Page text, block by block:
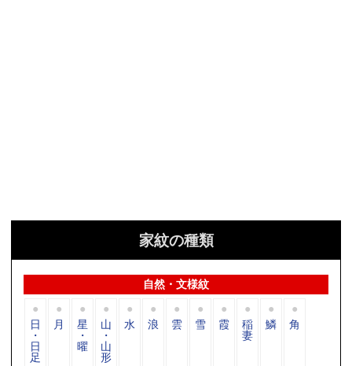
家紋の種類
自然・文様紋
日
・
日
足
月 星
・
曜
山
・
山
形
水 浪 雲 雪 霞 稲
妻
鱗 角